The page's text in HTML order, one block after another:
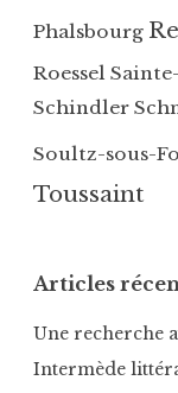
Phalsbourg
Roessel
Schindler
Soultz-sous-
Toussaint
Articles
Une recherche
Intermède